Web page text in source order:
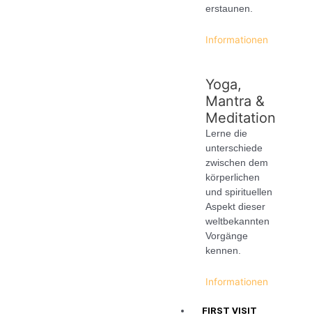
erstaunen.
Informationen
Yoga,
Mantra &
Meditation
Lerne die
unterschiede
zwischen dem
körperlichen
und spirituellen
Aspekt dieser
weltbekannten
Vorgänge
kennen.
Informationen
FIRST VISIT